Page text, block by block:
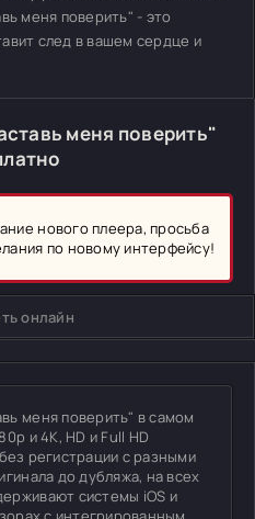
меня поверить" - это
след в вашем сердце и
меня поверить"
нового плеера, просьба
по новому интерфейсу!
онлайн
меня поверить" в самом
и 4K, HD и Full HD
регистрации с разными
до дубляжа, на всех
системы iOS и